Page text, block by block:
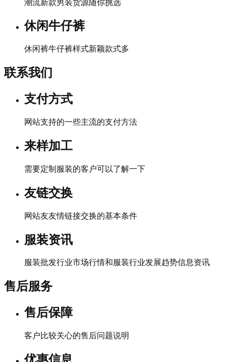
潮流新款男装货源随你挑选
休闲牛仔裤
休闲裤牛仔裤样式新颖款式多
联系我们
支付方式
网站支持的一些主流的支付方法
来样加工
需要定制服装的客户可以了解一下
友链交换
网站友友情链接交换的基本条件
服装资讯
服装批发行业市场行情和服装行业发展趋势信息资讯
售后服务
售后保障
客户比较关心的售后问题说明